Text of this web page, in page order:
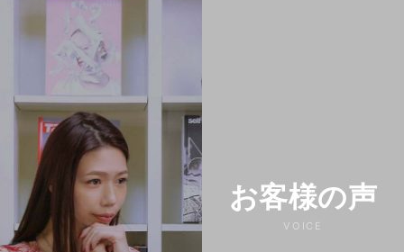
お客様の声
VOICE